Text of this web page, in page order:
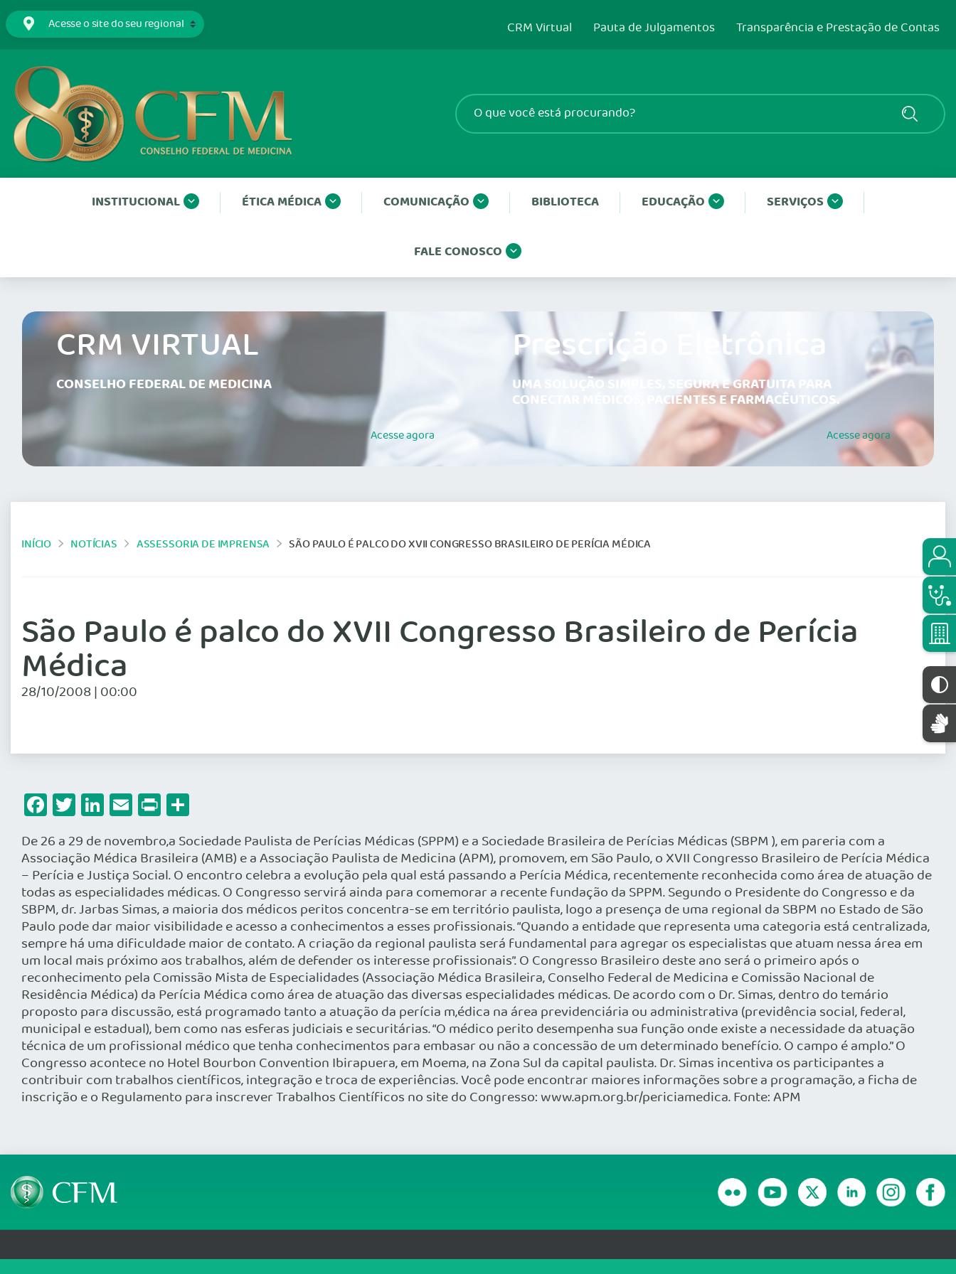
CRM Virtual Pauta de Julgamentos Transparência e Prestação de Contas
INSTITUCIONAL ÉTICA MÉDICA COMUNICAÇÃO BIBLIOTECA EDUCAÇÃO SERVIÇOS
FALE CONOSCO
CRM VIRTUAL
CONSELHO FEDERAL DE MEDICINA
Acesseagora
Prescrição Eletrônica
UMA SOLUÇÃO SIMPLES, SEGURA E GRATUITA PARA
CONECTAR MÉDICOS, PACIENTES E FARMACÊUTICOS.
Acesseagora
INÍCIO NOTÍCIAS ASSESSORIA DE IMPRENSA SÃO PAULO É PALCO DO XVII CONGRESSO BRASILEIRO DE PERÍCIA MÉDICA
São Paulo é palco do XVII Congresso Brasileiro de Perícia
Médica
28/10/2008 | 00:00
Facebook
Twitter
LinkedIn
Email
Print
De 26 a 29 de novembro,a Sociedade Paulista de Perícias Médicas (SPPM) e a Sociedade Brasileira de Perícias Médicas (SBPM ), em pareria com a
Associação Médica Brasileira (AMB) e a Associação Paulista de Medicina (APM), promovem, em São Paulo, o XVII Congresso Brasileiro de Perícia Médica
– Perícia e Justiça Social. O encontro celebra a evolução pela qual está passando a Perícia Médica, recentemente reconhecida como área de atuação de
todas as especialidades médicas. O Congresso servirá ainda para comemorar a recente fundação da SPPM. Segundo o Presidente do Congresso e da
SBPM, dr. Jarbas Simas, a maioria dos médicos peritos concentra-se em território paulista, logo a presença de uma regional da SBPM no Estado de São
Paulo pode dar maior visibilidade e acesso a conhecimentos a esses profissionais. “Quando a entidade que representa uma categoria está centralizada,
sempre há uma dificuldade maior de contato. A criação da regional paulista será fundamental para agregar os especialistas que atuam nessa área em
um local mais próximo aos trabalhos, além de defender os interesse profissionais”. O Congresso Brasileiro deste ano será o primeiro após o
reconhecimento pela Comissão Mista de Especialidades (Associação Médica Brasileira, Conselho Federal de Medicina e Comissão Nacional de
Residência Médica) da Perícia Médica como área de atuação das diversas especialidades médicas. De acordo com o Dr. Simas, dentro do temário
proposto para discussão, está programado tanto a atuação da perícia m,édica na área previdenciária ou administrativa (previdência social, federal,
municipal e estadual), bem como nas esferas judiciais e securitárias. “O médico perito desempenha sua função onde existe a necessidade da atuação
técnica de um profissional médico que tenha conhecimentos para embasar ou não a concessão de um determinado benefício. O campo é amplo.” O
Congresso acontece no Hotel Bourbon Convention Ibirapuera, em Moema, na Zona Sul da capital paulista. Dr. Simas incentiva os participantes a
contribuir com trabalhos científicos, integração e troca de experiências. Você pode encontrar maiores informações sobre a programação, a ficha de
inscrição e o Regulamento para inscrever Trabalhos Científicos no site do Congresso: www.apm.org.br/periciamedica. Fonte: APM